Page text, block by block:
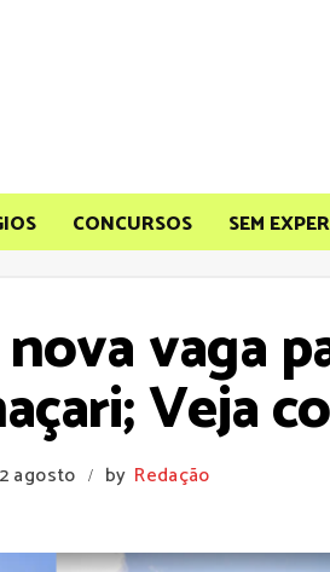
CONCURSOS SEM
vaga
Veja
agosto / by Redação